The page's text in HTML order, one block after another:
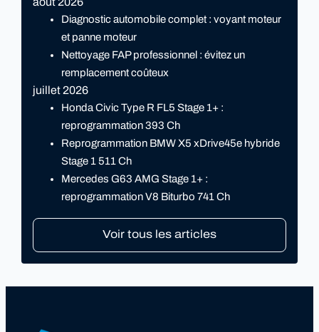
août 2026
Diagnostic automobile complet : voyant moteur
et panne moteur
Nettoyage FAP professionnel : évitez un
remplacement coûteux
juillet 2026
Honda Civic Type R FL5 Stage 1+ :
reprogrammation 393 Ch
Reprogrammation BMW X5 xDrive45e hybride
Stage 1 511 Ch
Mercedes G63 AMG Stage 1+ :
reprogrammation V8 Biturbo 741 Ch
Voir tous les articles